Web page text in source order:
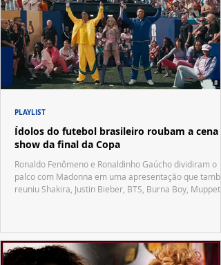
Ídolos do futebol brasileiro roubam a cena
show da final da Copa
Ronaldo Fenômeno e Ronaldinho Gaúcho dividiram o
palco com Madonna em uma apresentação que
reuniu Shakira, Justin Bieber, BTS, Burna Boy, Muppets,
PLAYLIST